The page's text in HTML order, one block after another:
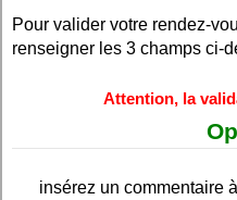
Pour valider votre rendez-
renseigner les 3 champs ci-
Attention, la
insérez un commentaire